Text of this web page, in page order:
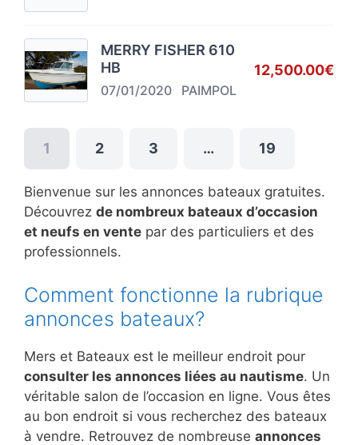
MERRY FISHER 610
HB
07/01/2020 PAIMPOL
12,500.00€
1 2 3 … 19
Bienvenue sur les annonces bateaux gratuites.
Découvrez de nombreux bateaux d’occasion
et neufs en vente par des particuliers et des
professionnels.
Comment fonctionne la rubrique
annonces bateaux?
Mers et Bateaux est le meilleur endroit pour
consulter les annonces liées au nautisme. Un
véritable salon de l’occasion en ligne. Vous êtes
au bon endroit si vous recherchez des bateaux
à vendre. Retrouvez de nombreuse annonces